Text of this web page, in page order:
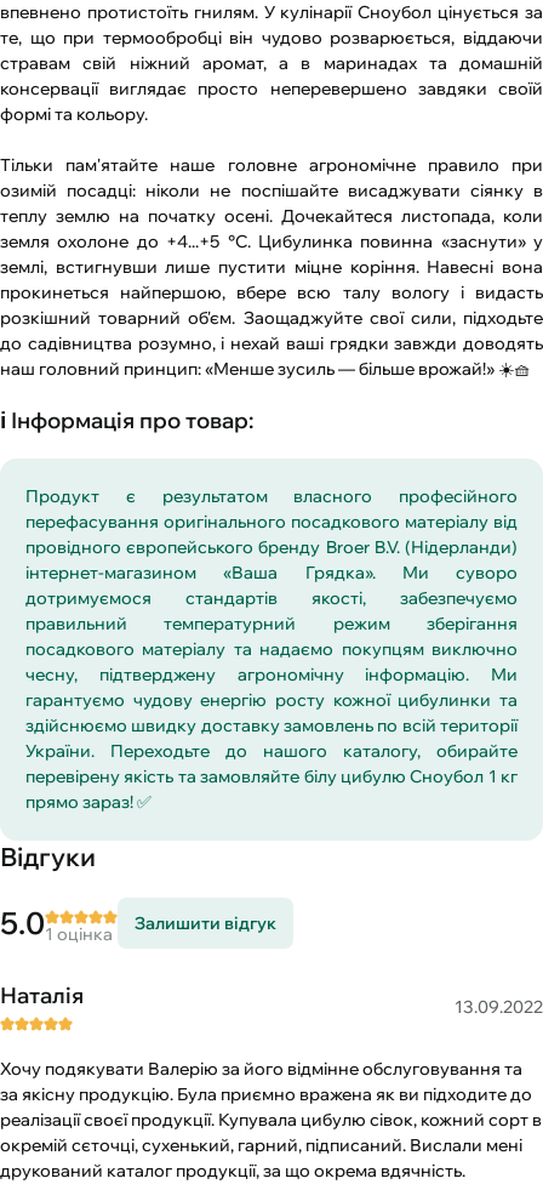
впевнено протистоїть гнилям. У кулінарії Сноубол цінується за
те, що при термообробці він чудово розварюється, віддаючи
стравам свій ніжний аромат, а в маринадах та домашній
консервації виглядає просто неперевершено завдяки своїй
формі та кольору.
Тільки пам'ятайте наше головне агрономічне правило при
озимій посадці: ніколи не поспішайте висаджувати сіянку в
теплу землю на початку осені. Дочекайтеся листопада, коли
земля охолоне до +4...+5 °C. Цибулинка повинна «заснути» у
землі, встигнувши лише пустити міцне коріння. Навесні вона
прокинеться найпершою, вбере всю талу вологу і видасть
розкішний товарний об'єм. Заощаджуйте свої сили, підходьте
до садівництва розумно, і нехай ваші грядки завжди доводять
наш головний принцип: «Менше зусиль — більше врожай!» ☀️🧺
ℹ️ Інформація про товар:
Продукт є результатом власного професійного
перефасування оригінального посадкового матеріалу від
провідного європейського бренду Broer B.V. (Нідерланди)
інтернет-магазином «Ваша Грядка». Ми суворо
дотримуємося стандартів якості, забезпечуємо
правильний температурний режим зберігання
посадкового матеріалу та надаємо покупцям виключно
чесну, підтверджену агрономічну інформацію. Ми
гарантуємо чудову енергію росту кожної цибулинки та
здійснюємо швидку доставку замовлень по всій території
України. Переходьте до нашого каталогу, обирайте
перевірену якість та замовляйте білу цибулю Сноубол 1 кг
прямо зараз! ✅
Відгуки
5.01 оцінка
Залишити відгук
Наталія 13.09.2022
Хочу подякувати Валерію за його відмінне обслуговування та
за якісну продукцію. Була приємно вражена як ви підходите до
реалізації своєї продукції. Купувала цибулю сівок, кожний сорт в
окремій сєточці, сухенький, гарний, підписаний. Вислали мені
друкований каталог продукції, за що окрема вдячність.